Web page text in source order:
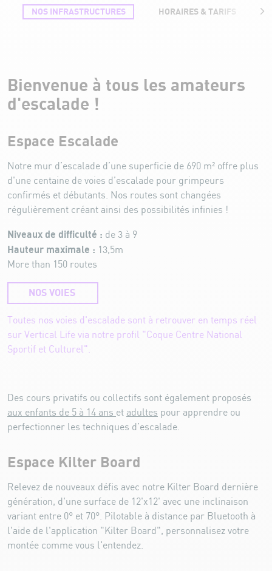
NOS INFRASTRUCTURES HORAIRES & TARIFS
Bienvenue à tous les amateurs
d'escalade !
Espace Escalade
Notre mur d’escalade d’une superficie de 690 m² offre plus
d'une centaine de voies d’escalade pour grimpeurs
confirmés et débutants. Nos routes sont changées
régulièrement créant ainsi des possibilités infinies !
Niveaux de difficulté : de 3 à 9
Hauteur maximale : 13,5m
More than 150 routes
NOS VOIES
Toutes nos voies d'escalade sont à retrouver en temps réel
sur Vertical Life via notre profil "Coque Centre National
Sportif et Culturel".
Des cours privatifs ou collectifs sont également proposés
aux enfants de 5 à 14 ans et adultes pour apprendre ou
perfectionner les techniques d’escalade.
Espace Kilter Board
Relevez de nouveaux défis avec notre Kilter Board dernière
génération, d'une surface de 12'x12' avec une inclinaison
variant entre 0° et 70°. Pilotable à distance par Bluetooth à
l'aide de l'application "Kilter Board", personnalisez votre
montée comme vous l'entendez.